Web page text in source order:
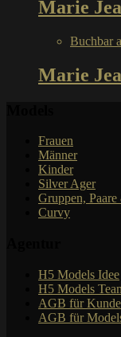
Marie
Buchbar
Marie
Frauen
Männer
Kinder
Silver Ager
Gruppen,
Curvy
H5 Models Idee
H5 Models
AGB für
AGB für